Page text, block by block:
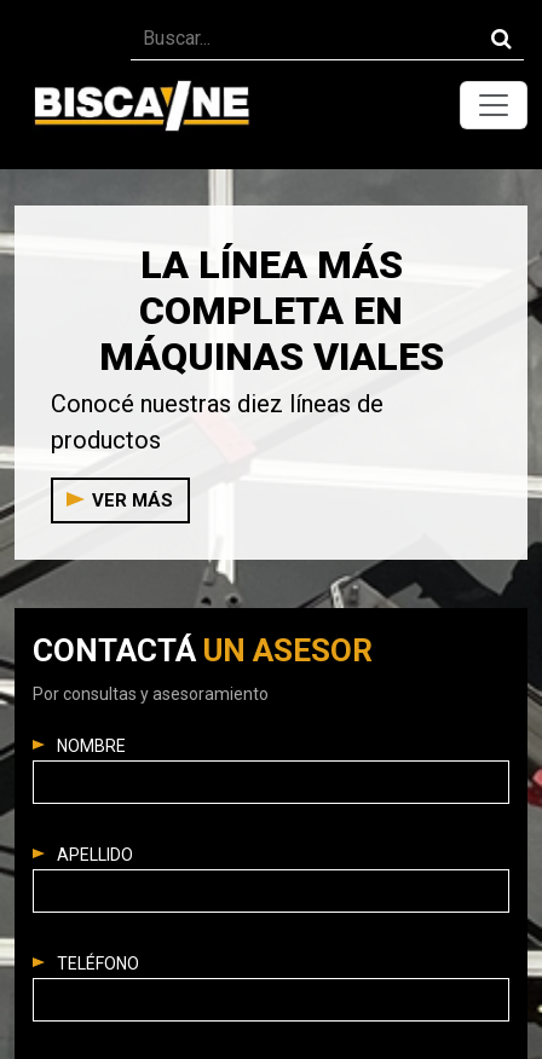
LA LÍNEA MÁS
COMPLETA EN
MÁQUINAS VIALES
Conocé nuestras diez líneas de
productos
VER MÁS
CONTACTÁ UN ASESOR
Por consultas y asesoramiento
NOMBRE
APELLIDO
TELÉFONO